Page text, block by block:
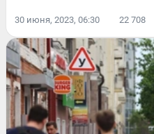
30 июня, 2023, 06:30 22 708